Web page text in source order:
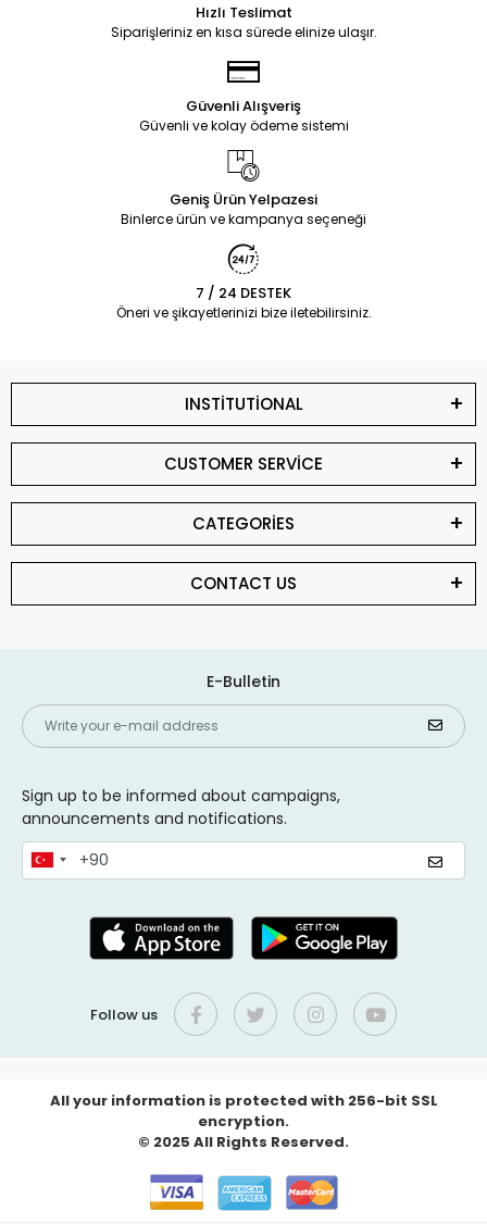
Hızlı Teslimat
Siparişleriniz en kısa sürede elinize ulaşır.
Güvenli Alışveriş
Güvenli ve kolay ödeme sistemi
Geniş Ürün Yelpazesi
Binlerce ürün ve kampanya seçeneği
7 / 24 DESTEK
Öneri ve şikayetlerinizi bize iletebilirsiniz.
INSTİTUTİONAL
CUSTOMER SERVİCE
CATEGORİES
CONTACT US
E-Bulletin
Sign up to be informed about campaigns,
announcements and notifications.
Follow us
All your information is protected with 256-bit SSL
encryption.
© 2025 All Rights Reserved.